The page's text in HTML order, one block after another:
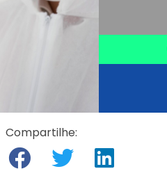
Compartilhe: